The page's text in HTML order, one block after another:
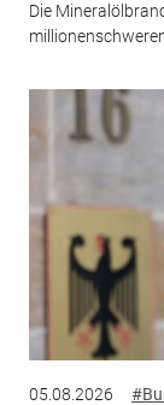
Die
05.08.2026